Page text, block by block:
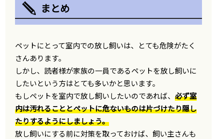
まとめ
ペットにとって室内での放し飼いは、とても危険がたく
さんあります。
しかし、読者様が家族の一員であるペットを放し飼いに
したいという方はとても多いかと思います。
もしペットを室内で放し飼いしたいのであれば、必ず室
内は汚れることとペットに危ないものは片づけたり隠し
たりするようにしましょう。
放し飼いにする前に対策を取っておけば、飼い主さんも